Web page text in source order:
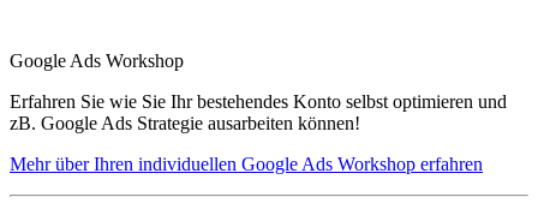
Google Ads Workshop
Erfahren Sie wie Sie Ihr bestehendes Konto selbst optimieren und
zB. Google Ads Strategie ausarbeiten können!
Mehr über Ihren individuellen Google Ads Workshop erfahren